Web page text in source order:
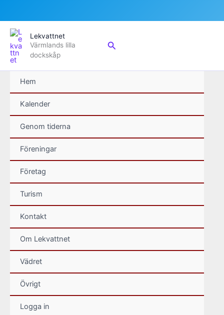
Hoppa
innehåll
Lekvattnet
Värmlands lilla
dockskåp
Sök
Hem
Kalender
Genom tiderna
Föreningar
Företag
Turism
Kontakt
Om Lekvattnet
Vädret
Övrigt
Logga in